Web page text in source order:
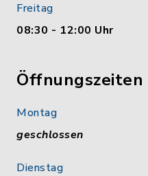
Freitag
08:30 - 12:00 Uhr
Montag
geschlossen
Dienstag